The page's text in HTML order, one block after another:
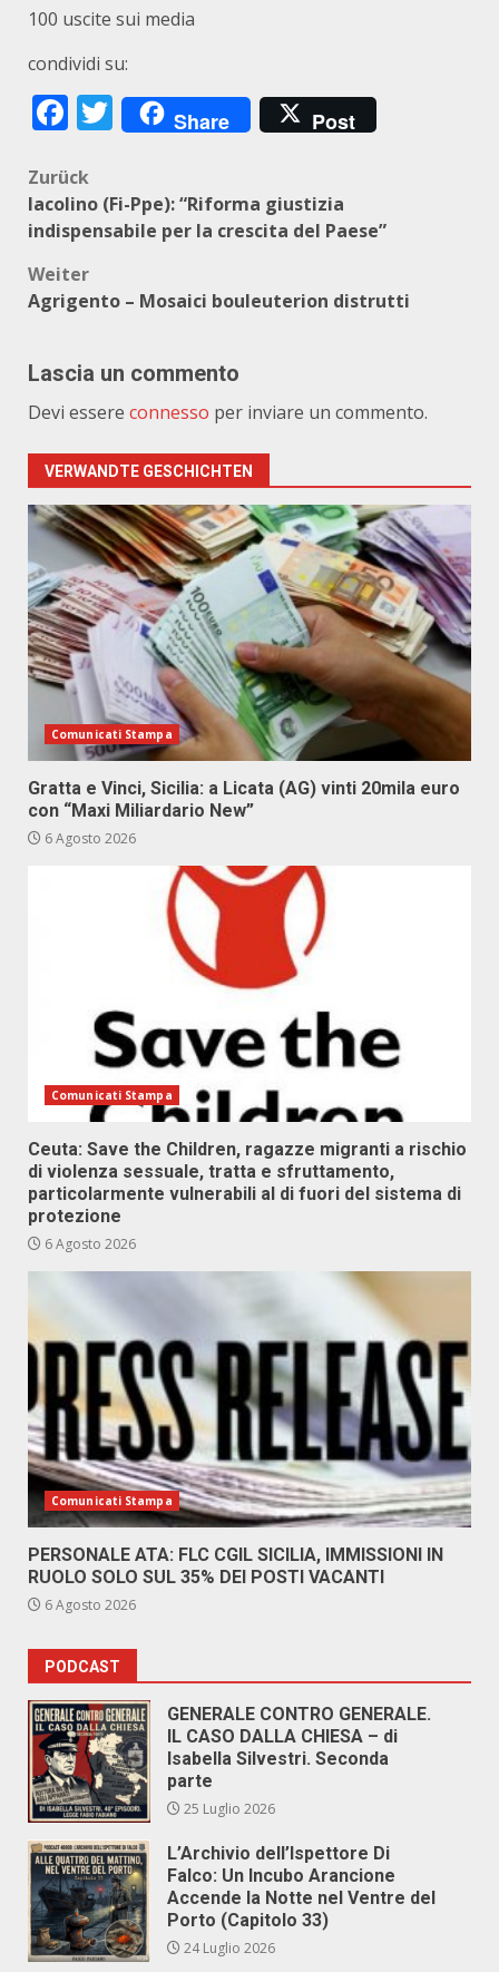
100 uscite sui media
condividi su:
Facebook
Twitter
Share Post
Beitragsnavigation
Zurück
Iacolino (Fi-Ppe): “Riforma giustizia
indispensabile per la crescita del Paese”
Weiter
Agrigento – Mosaici bouleuterion distrutti
Lascia un commento
Devi essere connesso per inviare un commento.
VERWANDTE GESCHICHTEN
Comunicati Stampa
Gratta e Vinci, Sicilia: a Licata (AG) vinti 20mila euro
con “Maxi Miliardario New”
6 Agosto 2026
Comunicati Stampa
Ceuta: Save the Children, ragazze migranti a rischio
di violenza sessuale, tratta e sfruttamento,
particolarmente vulnerabili al di fuori del sistema di
protezione
6 Agosto 2026
Comunicati Stampa
PERSONALE ATA: FLC CGIL SICILIA, IMMISSIONI IN
RUOLO SOLO SUL 35% DEI POSTI VACANTI
6 Agosto 2026
PODCAST
GENERALE CONTRO GENERALE.
IL CASO DALLA CHIESA – di
Isabella Silvestri. Seconda
parte
25 Luglio 2026
L’Archivio dell’Ispettore Di
Falco: Un Incubo Arancione
Accende la Notte nel Ventre del
Porto (Capitolo 33)
24 Luglio 2026